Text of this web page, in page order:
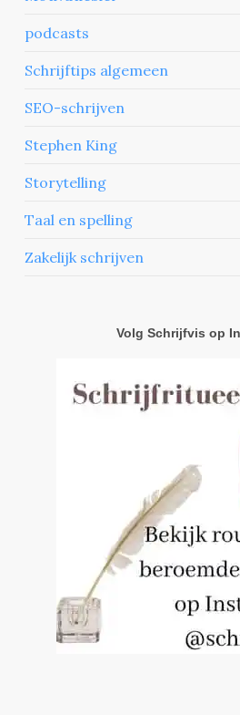
podcasts
Schrijftips algemeen
SEO-schrijven
Stephen King
Storytelling
Taal en spelling
Zakelijk schrijven
Volg Schrijfvis op